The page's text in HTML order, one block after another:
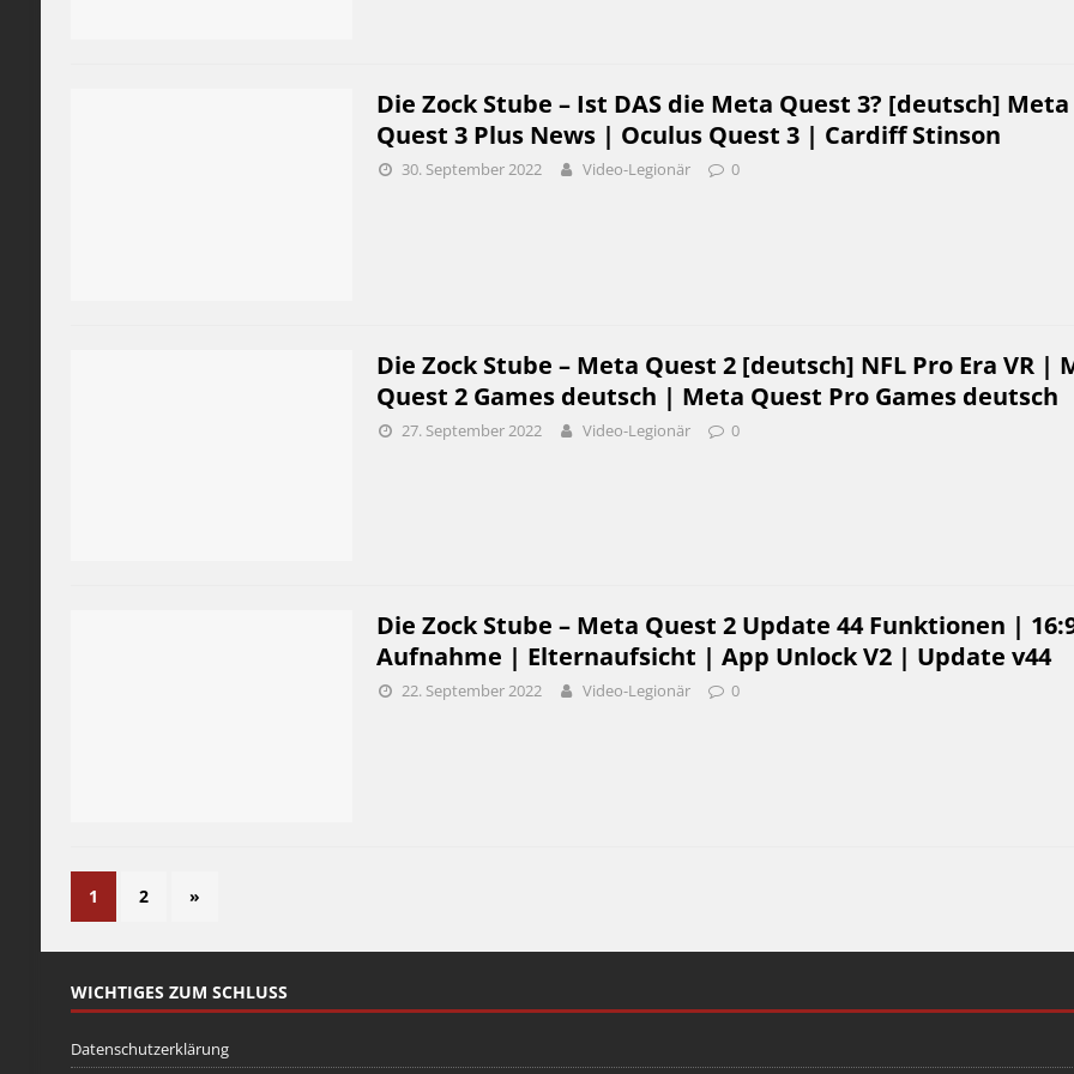
Die Zock Stube – Ist DAS die Meta Quest 3? [deutsch] Meta
Quest 3 Plus News | Oculus Quest 3 | Cardiff Stinson
30. September 2022 Video-Legionär 0
Die Zock Stube – Meta Quest 2 [deutsch] NFL Pro Era VR |
Quest 2 Games deutsch | Meta Quest Pro Games deutsch
27. September 2022 Video-Legionär 0
Die Zock Stube – Meta Quest 2 Update 44 Funktionen |
Aufnahme | Elternaufsicht | App Unlock V2 | Update v44
22. September 2022 Video-Legionär 0
1 2 »
WICHTIGES ZUM SCHLUSS
Datenschutzerklärung